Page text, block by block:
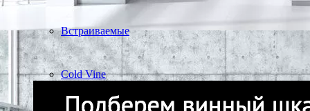
Встраиваемые
Cold Vine